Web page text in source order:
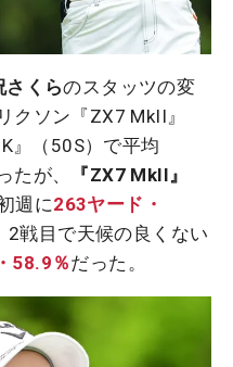
さくらのスタッツの変
クソン『ZX7 MkII』
』（50S）で平均
たが、
『ZX7 MkII』
週に263ヤード・
2戦目で天候の良くない
58.9％だった。